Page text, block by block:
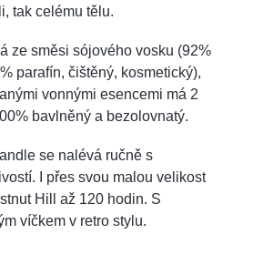
tak celému tělu.
ze směsi sójového vosku (92%
parafín, čištěný, kosmetický),
vonnými esencemi má 2
bavlněný a bezolovnatý.
se nalévá ručně s
I přes svou malou velikost
Hill až 120 hodin. S
víčkem v retro stylu.